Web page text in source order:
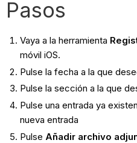
Pasos
Vaya a la herramienta
móvil iOS.
Pulse la fecha a la que
Pulse la sección a la que
Pulse una entrada ya
nueva entrada
Pulse Añadir archivo